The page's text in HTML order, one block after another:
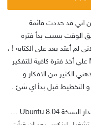
اني قد حددت قائمة
الوقت بسبب بدأ فتره
لم أعتد بعد على الكتابة ! ،
الان بعد انسحابي من مشروع MySmartBB علي أخذ فترة كافية للتفكير
الكثير من الافكار و
و التخطيط قبل بدأ اي شئ .
اعود الان لموضوع هذه التدوينه وهو اصدار النسخة Ubuntu 8.04 …